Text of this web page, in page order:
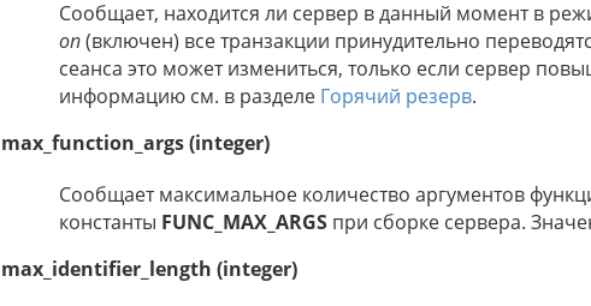
Сообщает, находится ли сервер в данный момент в
on(включен) все транзакции принудительно
сеанса это может измениться, только если сервер
информацию см. в разделе Горячий резерв.
max_function_args (integer)
Сообщает максимальное количество аргументов
константы FUNC_MAX_ARGS при сборке сервера.
max_identifier_length (integer)